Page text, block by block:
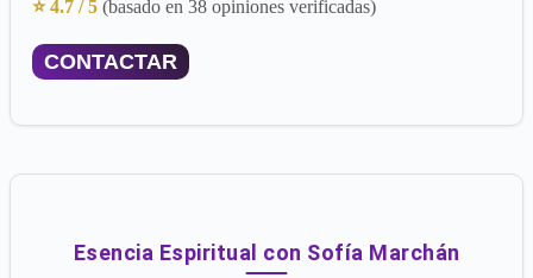
⭐ 4.7 / 5 (basado en 38 opiniones verificadas)
CONTACTAR
Esencia Espiritual con Sofía Marchán